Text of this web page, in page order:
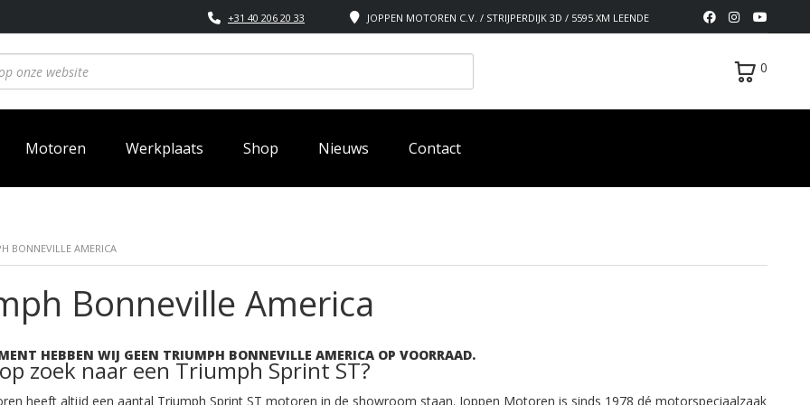
JOPPEN MOTOREN C.V. / STRIJPERDIJK 3D / 5595 XM LEENDE
+31 40 206 20 33
0
Motoren Werkplaats Shop Nieuws Contact
BONNEVILLE AMERICA
Bonneville America
HEBBEN WIJ GEEN TRIUMPH BONNEVILLE AMERICA OP VOORRAAD.
zoek naar een Triumph Sprint ST?
heeft altijd een aantal Triumph Sprint ST motoren in de showroom staan. Joppen Motoren is sinds 1978 dé motorspeciaalzaak